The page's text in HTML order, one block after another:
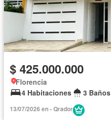
$ 425.000.000
Florencia
4 Habitaciones
3 Baños
13/07/2026 en - Qrador